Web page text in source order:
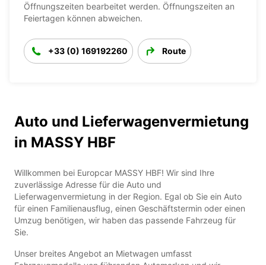
Öffnungszeiten bearbeitet werden. Öffnungszeiten an
Feiertagen können abweichen.
+33 (0) 169192260 Route
Auto und Lieferwagenvermietung
in MASSY HBF
Willkommen bei Europcar MASSY HBF! Wir sind Ihre
zuverlässige Adresse für die Auto und
Lieferwagenvermietung in der Region. Egal ob Sie ein Auto
für einen Familienausflug, einen Geschäftstermin oder einen
Umzug benötigen, wir haben das passende Fahrzeug für
Sie.
Unser breites Angebot an Mietwagen umfasst